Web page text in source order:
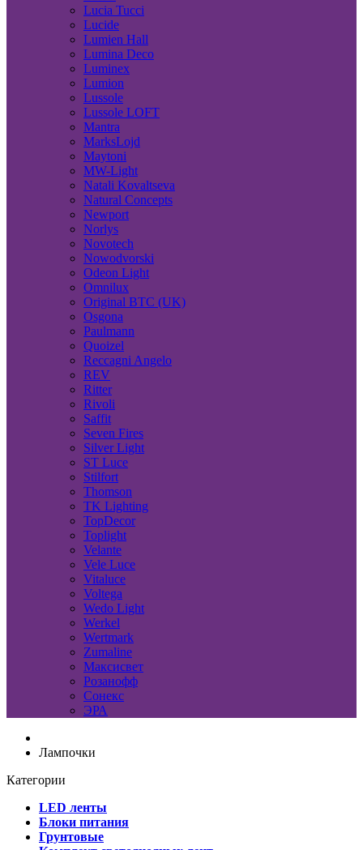
Lucia Tucci
Lucide
Lumien Hall
Lumina Deco
Luminex
Lumion
Lussole
Lussole LOFT
Mantra
MarksLojd
Maytoni
MW-Light
Natali Kovaltseva
Natural Concepts
Newport
Norlys
Novotech
Nowodvorski
Odeon Light
Omnilux
Original BTC (UK)
Osgona
Paulmann
Quoizel
Reccagni Angelo
REV
Ritter
Rivoli
Saffit
Seven Fires
Silver Light
ST Luce
Stilfort
Thomson
TK Lighting
TopDecor
Toplight
Velante
Vele Luce
Vitaluce
Voltega
Wedo Light
Werkel
Wertmark
Zumaline
Максисвет
Розанофф
Сонекс
ЭРА
Лампочки
Категории
LED ленты
Блоки питания
Грунтовые